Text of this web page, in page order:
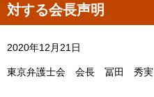
対する会長声明
2020年12月21日
東京弁護士会 会長 冨田 秀実